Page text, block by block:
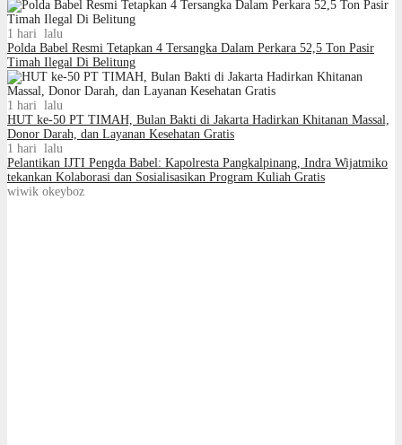
1 hari lalu
Polda Babel Resmi Tetapkan 4 Tersangka Dalam Perkara 52,5 Ton Pasir
Timah Ilegal Di Belitung
1 hari lalu
HUT ke-50 PT TIMAH, Bulan Bakti di Jakarta Hadirkan Khitanan Massal,
Donor Darah, dan Layanan Kesehatan Gratis
1 hari lalu
Pelantikan IJTI Pengda Babel: Kapolresta Pangkalpinang, Indra Wijatmiko
tekankan Kolaborasi dan Sosialisasikan Program Kuliah Gratis
wiwik okeyboz